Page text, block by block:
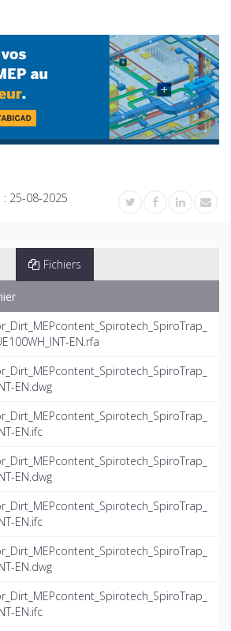
: 25-08-2025
Fichiers
EN.rfa
EN.dwg
EN.ifc
EN.dwg
EN.ifc
EN.dwg
EN.ifc